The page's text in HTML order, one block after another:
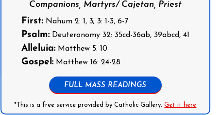
Companions, Martyrs/ Cajetan, Priest
First:Nahum 2: 1, 3; 3: 1-3, 6-7
Psalm:Deuteronomy 32: 35cd-36ab, 39abcd, 41
Alleluia:Matthew 5: 10
Gospel:Matthew 16: 24-28
FULL MASS READINGS
*This is a free service provided by Catholic Gallery.Get it here